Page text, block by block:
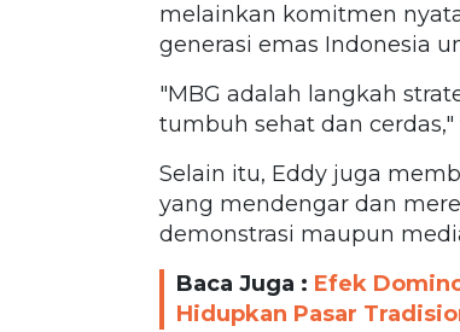
melainkan komitmen
generasi emas Indonesia
"MBG adalah langkah
tumbuh sehat dan
Selain itu, Eddy juga
yang mendengar dan
demonstrasi maupun
Baca Juga : Efek
Hidupkan Pasar